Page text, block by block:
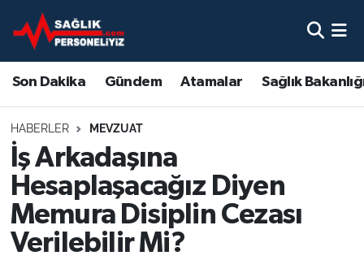
Son Dakika Gündem Atamalar Sağlık
HABERLER MEVZUAT
İş Arkadaşına
Hesaplaşacağız Diyen
Memura Disiplin Cezası
Verilebilir Mi?
Son Dakika
Gündem
Atamalar
Sağlık Bakanlığı
Mevzuat
Nöbetçi Eczaneler
Hava Durumu
Namaz Vakitleri
Trafik Durumu
Süper Lig Puan Durumu ve Fikstür